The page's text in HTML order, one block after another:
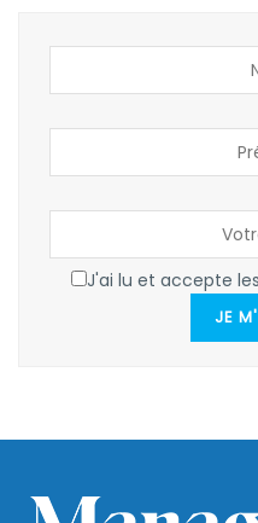
J'ai lu et accepte
JE